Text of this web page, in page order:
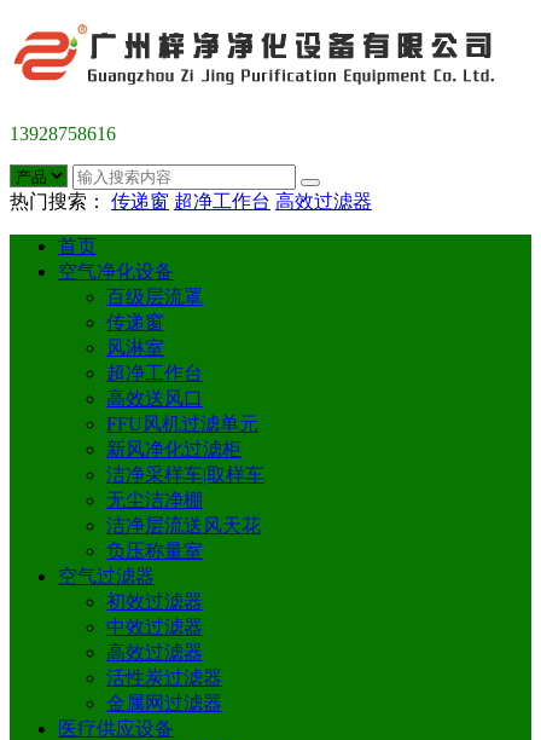
13928758616
热门搜索： 传递窗 超净工作台 高效过滤器
首页
空气净化设备
百级层流罩
传递窗
风淋室
超净工作台
高效送风口
FFU风机过滤单元
新风净化过滤柜
洁净采样车|取样车
无尘洁净棚
洁净层流送风天花
负压称量室
空气过滤器
初效过滤器
中效过滤器
高效过滤器
活性炭过滤器
金属网过滤器
医疗供应设备